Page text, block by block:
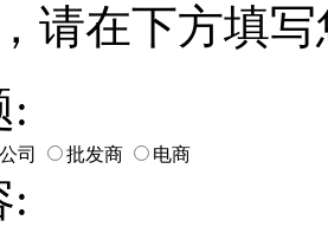
请在下方填
:
司 批发商 电商
: